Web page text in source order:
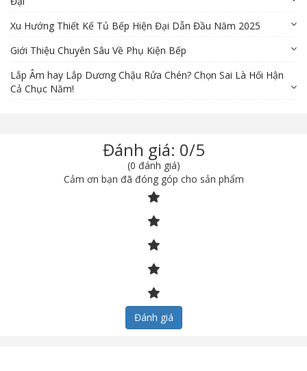
Xu Hướng Thiết Kế Tủ Bếp Hiện Đại Dẫn Đầu Năm 2025
Giới Thiệu Chuyên Sâu Về Phụ Kiện Bếp
Lắp Âm hay Lắp Dương Chậu Rửa Chén? Chọn Sai Là Hối Hận
Cả Chục Năm!
Đánh giá: 0/5
(0 đánh giá)
Cảm ơn bạn đã đóng góp cho sản phẩm
Đánh giá